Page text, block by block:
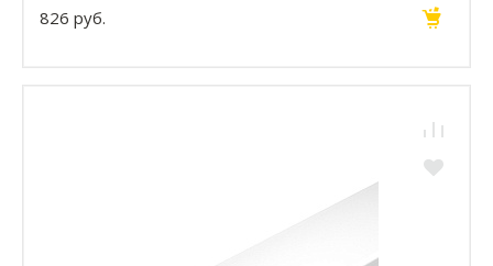
826 руб.